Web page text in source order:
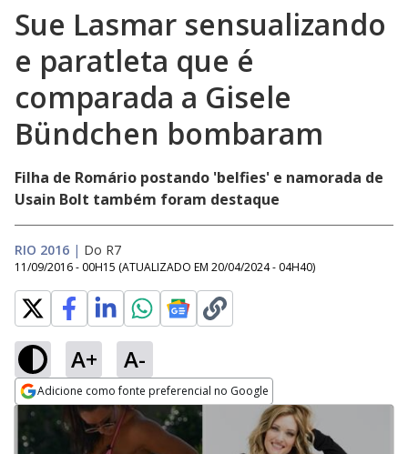
Sue Lasmar sensualizando
e paratleta que é
comparada a Gisele
Bündchen bombaram
Filha de Romário postando 'belfies' e namorada de
Usain Bolt também foram destaque
RIO 2016 | Do R7
11/09/2016 - 00H15 (ATUALIZADO EM 20/04/2024 - 04H40)
A+ A-
Adicione como fonte preferencial no Google
Opens in new window